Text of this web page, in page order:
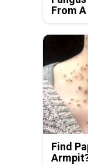
From
Find